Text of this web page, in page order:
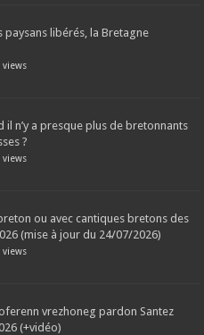
paysans libérés, la Bretagne
views
il n’y a presque plus de bretonnants
?
views
ou avec cantiques bretons des
(mise à jour du 24/07/2026)
views
vrezhoneg pardon Santez
(+vidéo)